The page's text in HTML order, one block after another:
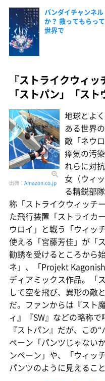
バンダイチャンネ
か？ 救ってもらっ
世界で
『ストライクウィ
「ストパン」「スト
出典： Amazon.co.jp
地球とよ
ある世界
敵「ネウ
瘴気の汚
れらに対
女（ウィ
る精鋭部
称「ストライクウィッチ
た飛行装置「ストライカ
ウロイ」と戦う「ウィッ
使える「宮藤芳佳」が「
勧誘を受けるところから
ネ」、「Projekt
ディアミックス作品。「
して空を飛び、異形の敵
だ。ファンからは『スト
ィ』『SW』などの略称
『ストパン』だが、この
ペーン「パンツじゃない
ンペーン」や、「ウィッ
パンツのように見えるこ